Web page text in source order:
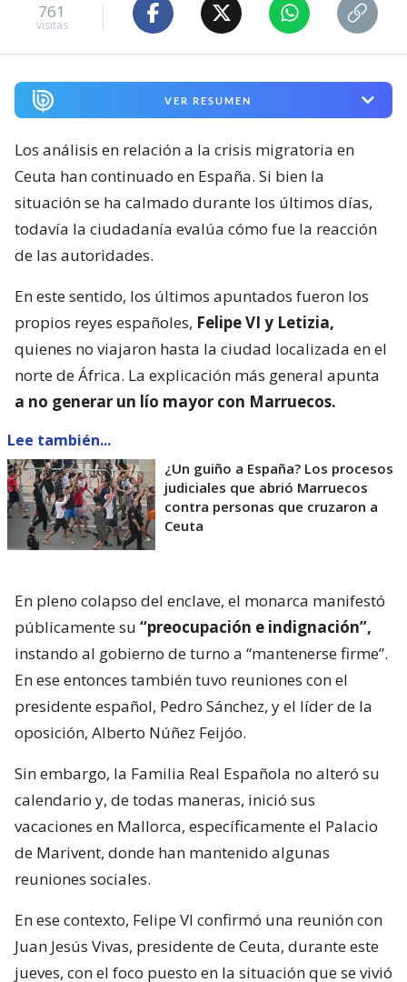
761
visitas
VER RESUMEN
Los análisis en relación a la crisis migratoria en
Ceuta han continuado en España. Si bien la
situación se ha calmado durante los últimos días,
todavía la ciudadanía evalúa cómo fue la reacción
de las autoridades.
En este sentido, los últimos apuntados fueron los
propios reyes españoles, Felipe VI y Letizia,
quienes no viajaron hasta la ciudad localizada en el
norte de África. La explicación más general apunta
a no generar un lío mayor con Marruecos.
Lee también...
¿Un guiño a España? Los procesos
judiciales que abrió Marruecos
contra personas que cruzaron a
Ceuta
En pleno colapso del enclave, el monarca manifestó
públicamente su “preocupación e indignación”,
instando al gobierno de turno a “mantenerse firme”.
En ese entonces también tuvo reuniones con el
presidente español, Pedro Sánchez, y el líder de la
oposición, Alberto Núñez Feijóo.
Sin embargo, la Familia Real Española no alteró su
calendario y, de todas maneras, inició sus
vacaciones en Mallorca, específicamente el Palacio
de Marivent, donde han mantenido algunas
reuniones sociales.
En ese contexto, Felipe VI confirmó una reunión con
Juan Jesús Vivas, presidente de Ceuta, durante este
jueves, con el foco puesto en la situación que se vivió